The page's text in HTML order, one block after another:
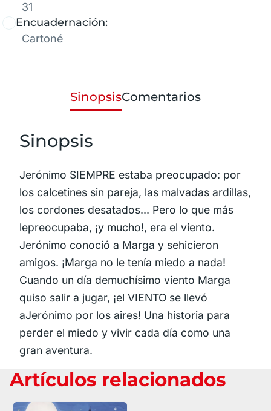
31
Encuadernación:
Cartoné
SinopsisComentarios
Sinopsis
Jerónimo SIEMPRE estaba preocupado: por
los calcetines sin pareja, las malvadas ardillas,
los cordones desatados... Pero lo que más
lepreocupaba, ¡y mucho!, era el viento.
Jerónimo conoció a Marga y sehicieron
amigos. ¡Marga no le tenía miedo a nada!
Cuando un día demuchísimo viento Marga
quiso salir a jugar, ¡el VIENTO se llevó
aJerónimo por los aires! Una historia para
perder el miedo y vivir cada día como una
gran aventura.
Artículos relacionados